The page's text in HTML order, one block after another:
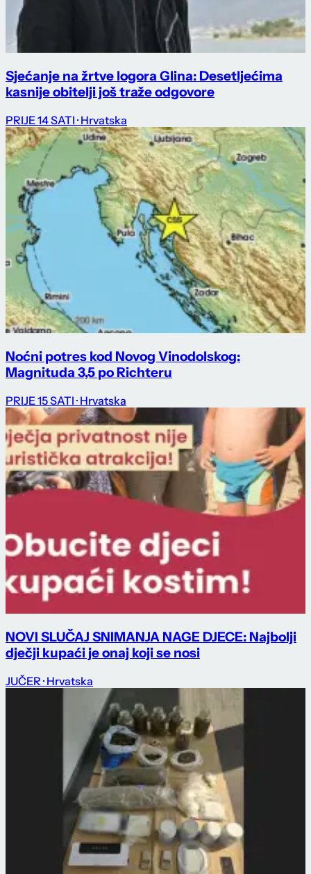
Sjećanje na žrtve logora Glina: Desetljećima
kasnije obitelji još traže odgovore
PRIJE 14 SATI · Hrvatska
Noćni potres kod Novog Vinodolskog:
Magnituda 3,5 po Richteru
PRIJE 15 SATI · Hrvatska
NOVI SLUČAJ SNIMANJA NAGE DJECE: Najbolji
dječji kupaći je onaj koji se nosi
JUČER · Hrvatska